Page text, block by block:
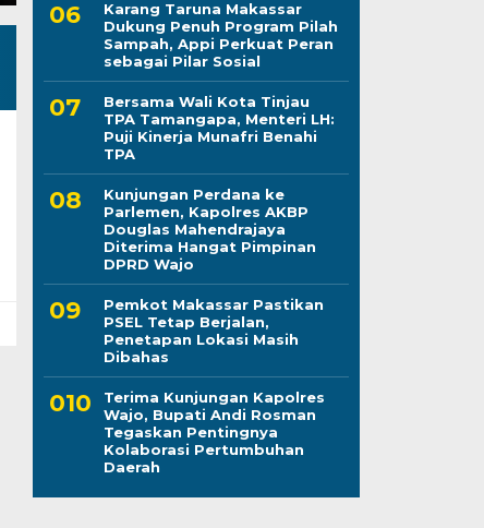
Karang Taruna Makassar
Dukung Penuh Program Pilah
Sampah, Appi Perkuat Peran
sebagai Pilar Sosial
Bersama Wali Kota Tinjau
TPA Tamangapa, Menteri LH:
Puji Kinerja Munafri Benahi
TPA
Kunjungan Perdana ke
Parlemen, Kapolres AKBP
Douglas Mahendrajaya
Diterima Hangat Pimpinan
DPRD Wajo
Pemkot Makassar Pastikan
PSEL Tetap Berjalan,
Penetapan Lokasi Masih
Dibahas
Terima Kunjungan Kapolres
Wajo, Bupati Andi Rosman
Tegaskan Pentingnya
Kolaborasi Pertumbuhan
Daerah